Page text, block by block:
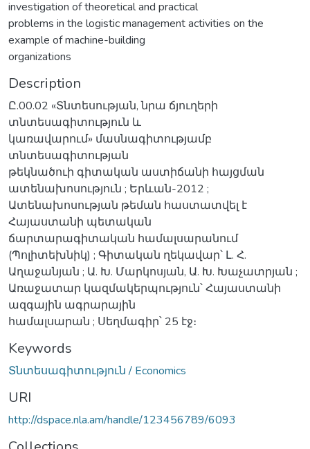
investigation of theoretical and practical
problems in the logistic management activities on the
example of machine-building
organizations
Description
Ը.00.02 «Տնտեսության, նրա ճյուղերի
տնտեսագիտություն և
կառավարում» մասնագիտությամբ
տնտեսագիտության
թեկնածուի գիտական աստիճանի հայցման
ատենախոսություն ; Երևան-2012 ;
Ատենախոսության թեման հաստատվել է
Հայաստանի պետական
ճարտարագիտական համալսարանում
(Պոլիտեխնիկ) ; Գիտական ղեկավար՝ Լ. Հ.
Աղաջանյան ; Ա. Խ. Մարկոսյան, Ա. Խ. Խաչատրյան ;
Առաջատար կազմակերպություն՝ Հայաստանի
ազգային ագրարային
համալսարան ; Սեղմագիր՝ 25 էջ։
Keywords
Տնտեսագիտություն / Economics
URI
http://dspace.nla.am/handle/123456789/6093